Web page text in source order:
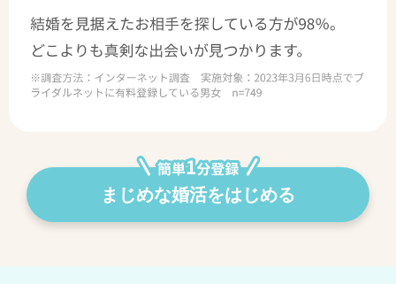
まじめな婚活をはじめる